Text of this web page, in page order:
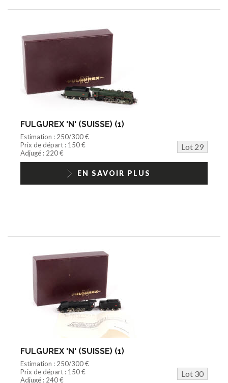
FULGUREX 'N' (SUISSE) (1)
Estimation : 250/300 €
Prix de départ : 150 €
Lot 29
Adjugé : 220 €
EN SAVOIR PLUS
FULGUREX 'N' (SUISSE) (1)
Estimation : 250/300 €
Prix de départ : 150 €
Lot 30
Adjugé : 240 €